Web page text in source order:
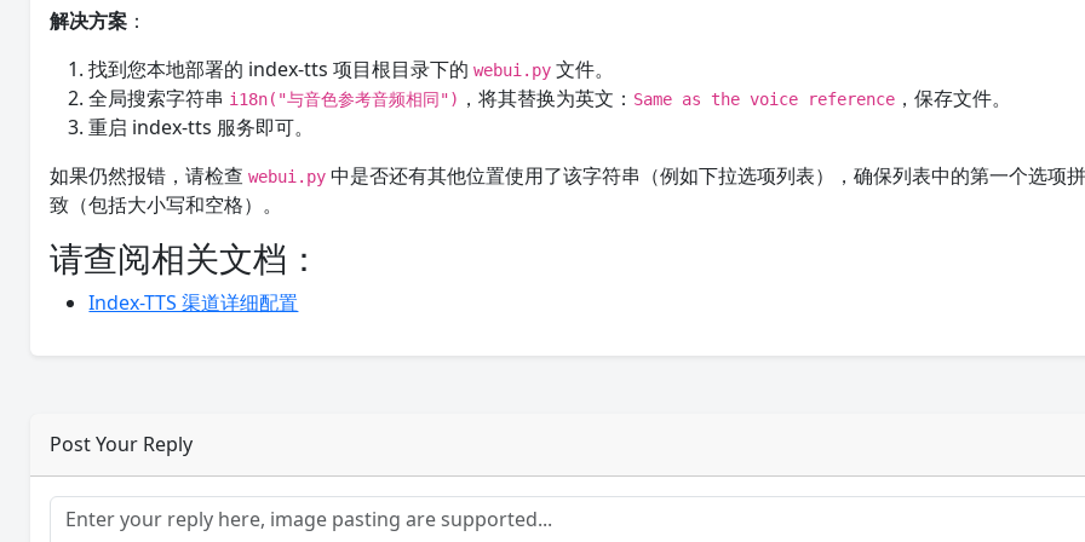
解决方案 ：
找到您本地部署的 index-tts 项目根目录下的webui.py 文件。
全局搜索字符串 i18n("与音色参考音频相同") ，将其替换为英文： Same as the voice reference ，保存文件。
重启 index-tts 服务即可。
如果仍然报错，请检查webui.py 中是否还有其他位置使用了该字符串（例如下拉选项列表），确保列表中的第一个选项
致（包括大小写和空格）。
请查阅相关文档：
Index-TTS 渠道详细配置
Post Your Reply